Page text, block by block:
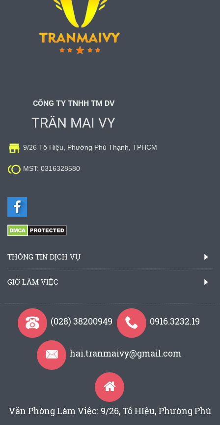
CÔNG TY TNHH TM DV
TRẦN MAI VY
 9/26 Tô Hiệu, Phường Phú Thạnh, TPHCM
 MST: 0316328580
THÔNG TIN DỊCH VỤ
GIỜ LÀM VIỆC
(028) 38200949 0916.3232.19
hai.tranmaivy@gmail.com
Văn Phòng Làm Việc: 9/26, Tô HIệu, Phường Phú